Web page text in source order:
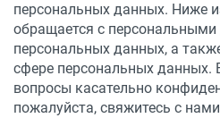
персональных данных. Ниже
обращается с
персональных данных, а
сфере персональных данных.
вопросы касательно
пожалуйста, свяжитесь с